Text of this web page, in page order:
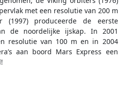
met een resolutie van 200 m
(1997) produceerde de eerste
de noordelijke ijskap. In 2001
resolutie van 100 m en in 2004
aan boord Mars Express een